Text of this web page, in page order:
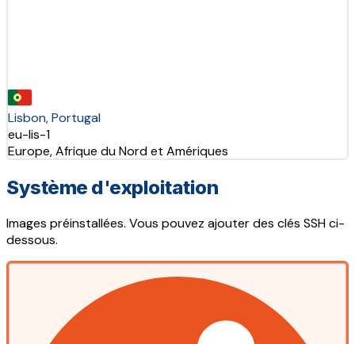
Lisbon, Portugal
eu-lis-1
Europe, Afrique du Nord et Amériques
Système d'exploitation
Images préinstallées. Vous pouvez ajouter des clés SSH ci-
dessous.